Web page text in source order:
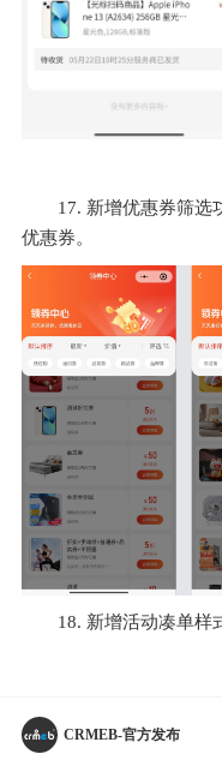
17. 新增优惠券筛选
优惠券。
18. 新增活动凑单样
三、DIY再升级
CRMEB-官方发布